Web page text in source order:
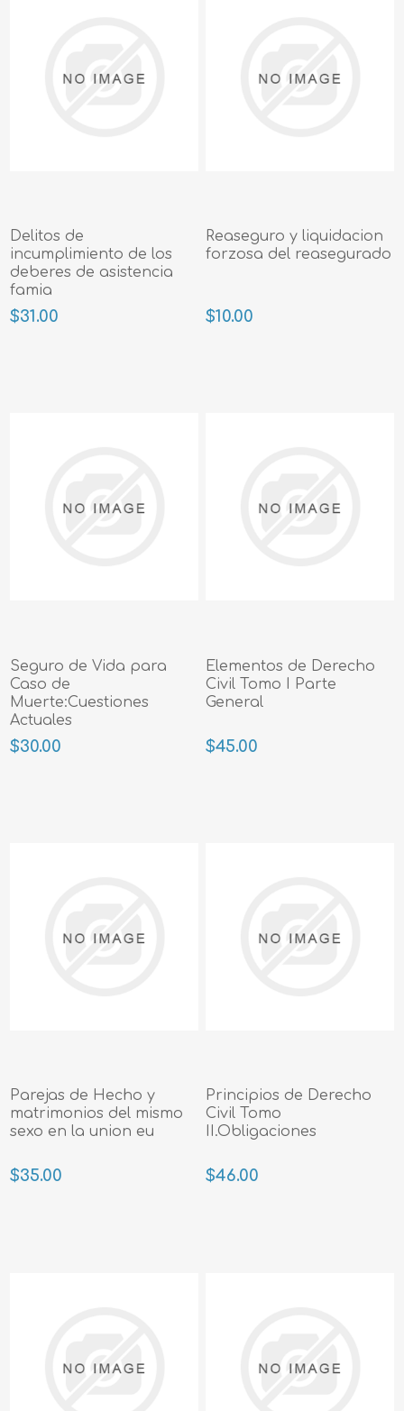
Delitos de
incumplimiento de los
deberes de asistencia
famia
$31.00
Reaseguro y liquidacion
forzosa del reasegurado
$10.00
Seguro de Vida para
Caso de
Muerte:Cuestiones
Actuales
$30.00
Elementos de Derecho
Civil Tomo I Parte
General
$45.00
Parejas de Hecho y
matrimonios del mismo
sexo en la union eu
$35.00
Principios de Derecho
Civil Tomo
II.Obligaciones
$46.00